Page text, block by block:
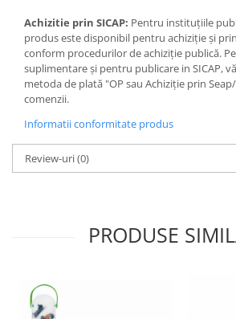
Jocuri interactive
Jocuri de podea
Carti pe alese
Carti pentru copii 1 an
Carti pentru copii 2 ani
Carti pentru copii 3 ani
Carti pentru copii 4 ani
Carti pentru copii 6 ani
Carticele interactive
Achizitie prin SICAP: Pentru instituțiile
produs este disponibil pentru achiziție și
conform procedurilor de achiziție publică.
suplimentare și pentru publicare in SICAP,
metoda de plată "OP sau Achiziție prin
comenzii.
Informatii conformitate produs
Review-uri(0)
PRODUSE